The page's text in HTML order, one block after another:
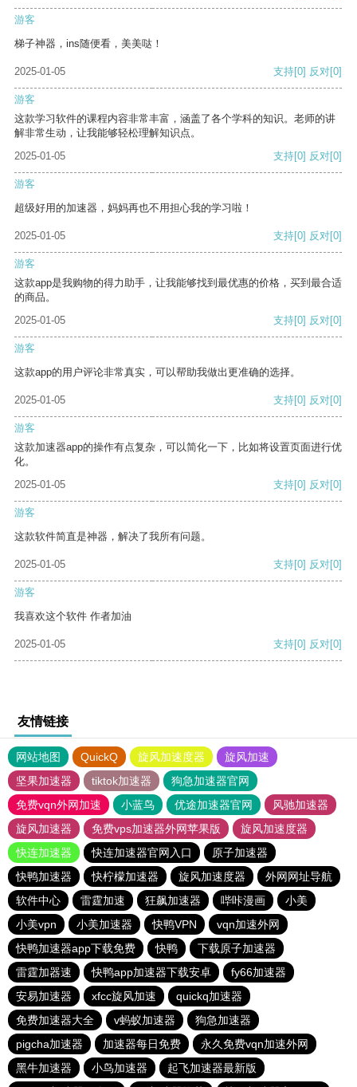
游客
梯子神器，ins随便看，美美哒！
2025-01-05 支持[0] 反对[0]
游客
这款学习软件的课程内容非常丰富，涵盖了各个学科的知识。老师的讲
解非常生动，让我能够轻松理解知识点。
2025-01-05
支持[0] 反对[0]
游客
超级好用的加速器，妈妈再也不用担心我的学习啦！
2025-01-05 支持[0] 反对[0]
游客
这款app是我购物的得力助手，让我能够找到最优惠的价格，买到最合适
的商品。
2025-01-05
支持[0] 反对[0]
游客
这款app的用户评论非常真实，可以帮助我做出更准确的选择。
2025-01-05 支持[0] 反对[0]
游客
这款加速器app的操作有点复杂，可以简化一下，比如将设置页面进行优
化。
2025-01-05
支持[0] 反对[0]
游客
这款软件简直是神器，解决了我所有问题。
2025-01-05 支持[0] 反对[0]
游客
我喜欢这个软件 作者加油
2025-01-05 支持[0] 反对[0]
友情链接
网站地图 QuickQ 旋风加速度器
旋风加速
坚果加速器
tiktok加速器
狗急加速器官网
免费vqn外网加速
小蓝鸟 优途加速器官网
风驰加速器
旋风加速器
免费vps加速器外网苹果版
旋风加速度器
快连加速器
快连加速器官网入口
原子加速器
快鸭加速器
快柠檬加速器 旋风加速度器
外网网址导航
软件中心
雷霆加速 狂飙加速器 哔咔漫画
小美
小美vpn
小美加速器 快鸭VPN
vqn加速外网
快鸭加速器app下载免费
快鸭
下载原子加速器
雷霆加器速
快鸭app加速器下载安卓
fy66加速器
安易加速器
xfcc旋风加速
quickq加速器
免费加速器大全
v蚂蚁加速器
狗急加速器
pigcha加速器
加速器每日免费
永久免费vqn加速外网
黑牛加速器
小鸟加速器
起飞加速器最新版